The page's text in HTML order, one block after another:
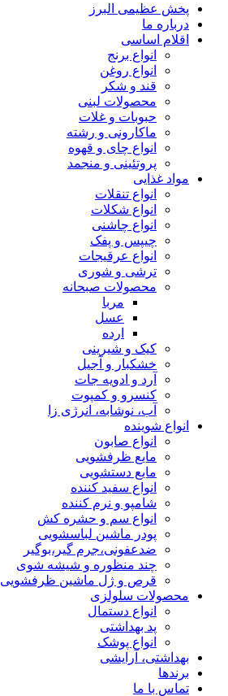
پخش عظیمی البرز
درباره ما
اقلام اساسی
انواع برنج
انواع روغن
قند و شکر
محصولات لبنی
حبوبات و غلات
ماکارونی و رشته
انواع چای و قهوه
پروتئینی و منجمد
مواد غذایی
انواع تنقلات
انواع شکلات
انواع چاشنی
چیپس و پفک
انواع عرقیجات
ترشی و شوری
محصولات صبحانه
مربا
عسل
ارده
کیک و شیرینی
خشکبار و آجیل
آرد و ادویه جات
کنسرو و کمپوت
آب، نوشابه، انرژی زا
انواع شوینده
انواع صابون
مایع ظرفشویی
مایع دستشویی
انواع سفید کننده
شامپو و نرم کننده
انواع سم و حشره کش
پودر ماشین لباسشویی
ضدعفونی،جرم گیر،بوگیر
چند منظوره و شیشه شوی
قرص و ژل ماشین ظرفشویی
محصولات سلولزی
انواع دستمال
پد بهداشتی
انواع پوشک
بهداشتی، آرایشی
برندها
تماس با ما